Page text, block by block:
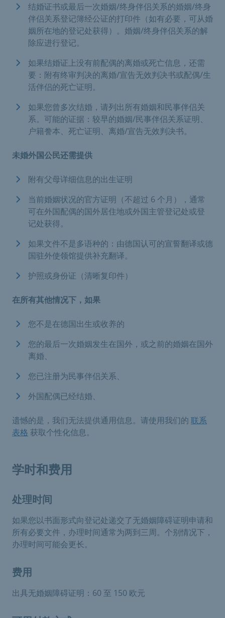
结婚证书或最后一次婚姻/终身伴侣关系的婚姻/终身
伴侣关系登记簿经公证的打印件（如有必要，可从婚
姻所在地的登记处获得）。婚姻/终身伴侣关系的解
除应进行登记。
如果结婚证上没有前配偶的离婚或死亡信息，还需
要：附有终审判决的离婚/宣告无效判决书或配偶/生
活伴侣的死亡证明。
如果您曾多次结婚，请列出所有婚姻和民事伴侣关
系。可能的证据：较早的婚姻/民事伴侣关系证明、
户籍誊本、死亡证明、离婚/宣告无效判决书。
未婚外国公民还需提供
附有父母详细信息的出生证明
当前婚姻状况的官方证明（不超过 6 个月），通常
可在外国配偶的国外居住地或外国主管登记处或登
记处获得。
如果文件不是多语种的：由德国认可的宣誓翻译或德
国驻外使领馆提供补充翻译。
护照或身份证（清晰复印件）
在所有其他情况下，如果
您不是在德国出生或收养的
您的最后一次婚姻发生在国外，或之前的婚姻在国外
离婚、
您已注册为民事伴侣关系、
外国配偶已经结婚、
遗憾的是，我们无法提供通用信息。请使用我们的 联系
表格 获取个性化信息。
学时和费用
处理时间
如果您以书面形式向登记处递交了无婚姻障碍证明申请和
所有必要文件，办理时间通常为两到三周。个别情况下，
办理时间可能会更长。
费用
出具无婚姻障碍证明：60 至 150 欧元